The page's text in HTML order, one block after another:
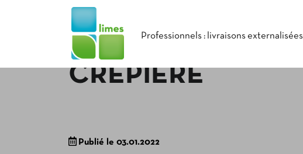
Professionnels : livraisons externalisées
CRÊPIÈRE
Publié le 03.01.2022